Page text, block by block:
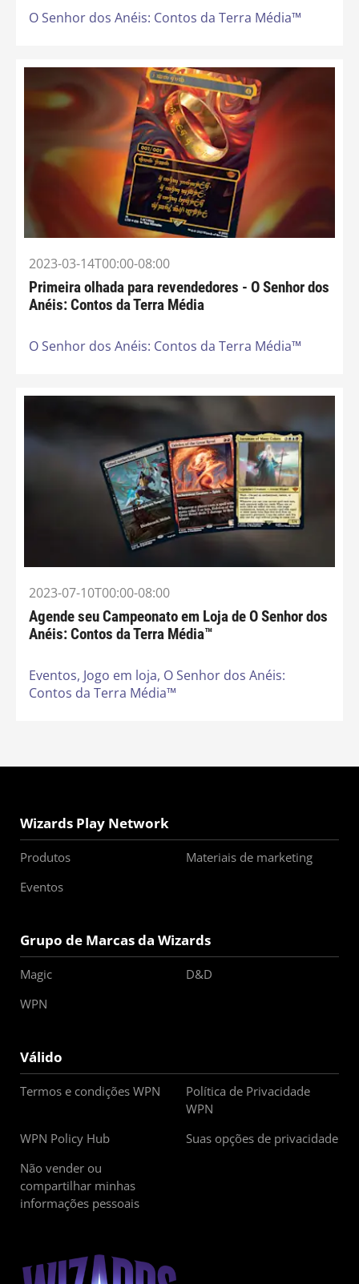
O Senhor dos Anéis: Contos da Terra Média™
2023-03-14T00:00-08:00
Primeira olhada para revendedores - O Senhor dos
Anéis: Contos da Terra Média
O Senhor dos Anéis: Contos da Terra Média™
2023-07-10T00:00-08:00
Agende seu Campeonato em Loja de O Senhor dos
Anéis: Contos da Terra Média™
Eventos, Jogo em loja, O Senhor dos Anéis:
Contos da Terra Média™
Wizards Play Network
Produtos
Materiais de marketing
Eventos
Grupo de Marcas da Wizards
Magic
D&D
WPN
Válido
Termos e condições WPN
Política de Privacidade
WPN
WPN Policy Hub
Suas opções de privacidade
Não vender ou
compartilhar minhas
informações pessoais